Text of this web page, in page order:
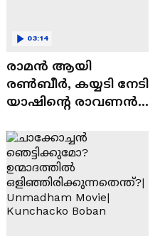
രാമന്‍ ആയി
രൺബീർ, കയ്യടി നേടി
യാഷിന്റെ രാവണൻ;
രാമായണ ട്രെയിലർ
എത്തി | Ramayana
Movie
03:14